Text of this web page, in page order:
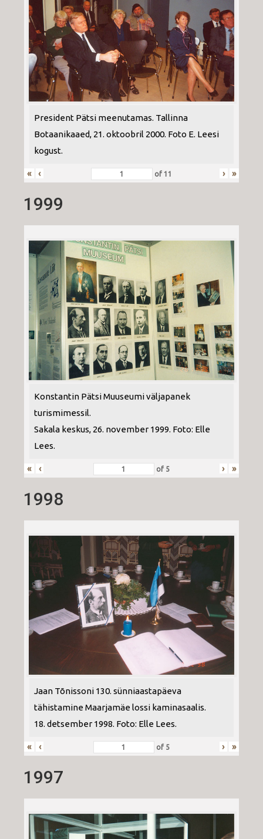
President Pätsi meenutamas. Tallinna
Botaanikaaed, 21. oktoobril 2000. Foto E. Leesi
kogust.
« ‹ of11 › »
1999
Konstantin Pätsi Muuseumi väljapanek
turismimessil.
Sakala keskus, 26. november 1999. Foto: Elle
Lees.
« ‹ of 5 › »
1998
Jaan Tõnissoni 130. sünniaastapäeva
tähistamine Maarjamäe lossi kaminasaalis.
18. detsember 1998. Foto: Elle Lees.
« ‹ of 5 › »
1997